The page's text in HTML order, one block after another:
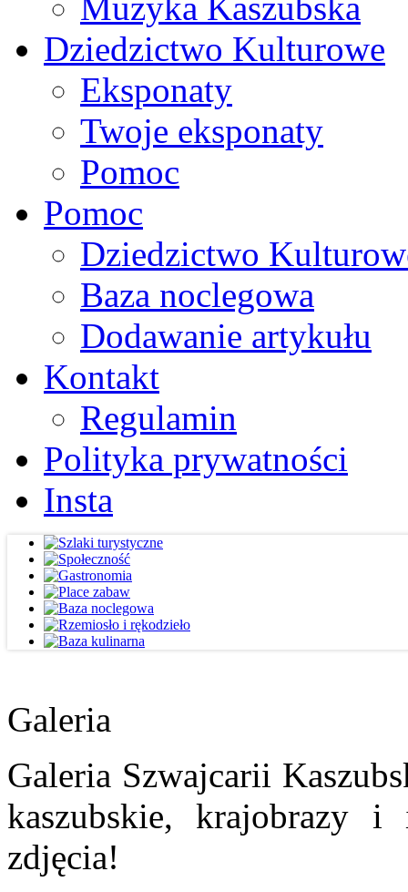
Muzyka Kaszubska
Dziedzictwo Kulturowe
Eksponaty
Twoje eksponaty
Pomoc
Pomoc
Dziedzictwo
Baza noclegowa
Dodawanie artykułu
Kontakt
Regulamin
Polityka prywatności
Insta
Galeria
Galeria Szwajcarii
kaszubskie, krajobrazy
zdjęcia!